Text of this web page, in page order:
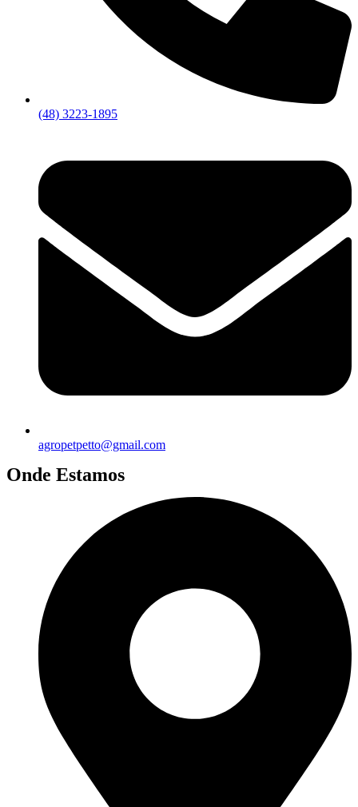
(48) 3223-1895
agropetpetto@gmail.com
Onde Estamos